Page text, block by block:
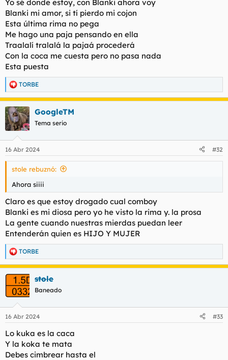
Yo sé donde estoy, con Blanki ahora voy
Blanki mi amor, si tí pierdo mi cojon
Esta última rima no pega
Me hago una paja pensando en ella
Traalalí tralalá la pajaá procederá
Con la coca me cuesta pero no pasa nada
Esta puesta
R
e
a
c
c
i
e
s
TORBE
GoogleTM
Tema serio
16 Abr 2024 #32
stole rebuznó:
Ahora siiii
Claro es que estoy drogado cual comboy
Blanki es mi diosa pero yo he visto la rima y. la prosa
La gente cuando nuestras mierdas puedan leer
Entenderán quien es HIJO Y MUJER
R
e
a
c
i
e
:
TORBE
stole
Baneado
16 Abr 2024 #33
Lo kuka es la caca
Y la koka te mata
Debes cimbrear hasta el